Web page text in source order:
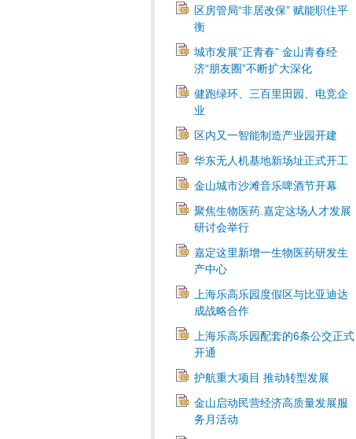
区房管局“非居改保” 赋能职住平
衡
城市发展“正青春” 金山青春经
济“朋友圈”不断扩大深化
健跑绿环、三百里田园、电竞企
业
区内又一智能制造产业园开建
华东无人机基地新场址正式开工
金山城市沙滩音乐啤酒节开幕
聚焦生物医药.嘉定这场人才发展
研讨会举行
嘉定这里新增一生物医药研发生
产中心
上海乐高乐园度假区与比亚迪达
成战略合作
上海乐高乐园配套的6条公交正式
开通
护航重大项目 推动转型发展
金山启动民营经济高质量发展服
务月活动